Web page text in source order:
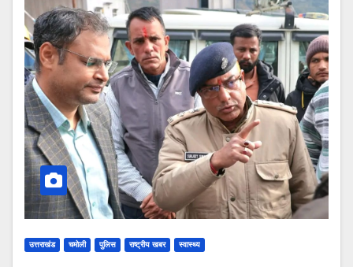
उत्तराखंड चमोली पुलिस राष्ट्रीय खबर स्वास्थ्य